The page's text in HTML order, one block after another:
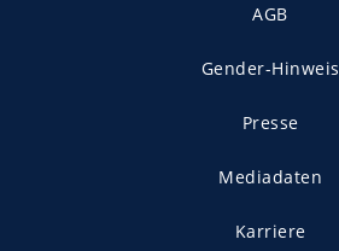
AGB
Gender-Hinweis
Presse
Mediadaten
Karriere